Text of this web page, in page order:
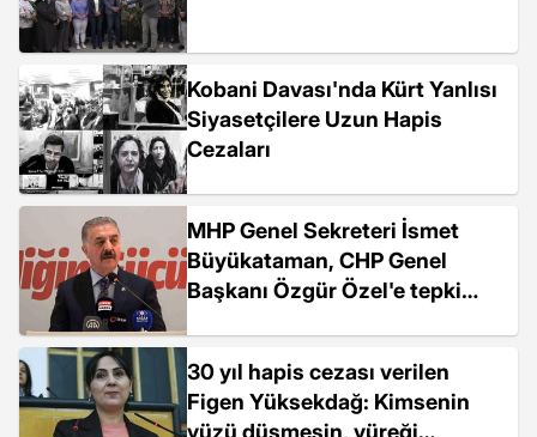
Kobani Davası'nda Kürt Yanlısı
Siyasetçilere Uzun Hapis
Cezaları
MHP Genel Sekreteri İsmet
Büyükataman, CHP Genel
Başkanı Özgür Özel'e tepki
30 yıl hapis cezası verilen
Figen Yüksekdağ: Kimsenin
yüzü düşmesin, yüreği